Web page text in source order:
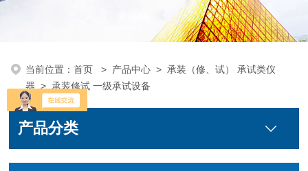
当前位置：首页 > 产品中心 >承装（修、试） 承试类仪
器 >承装修试 一级承试设备
产品分类